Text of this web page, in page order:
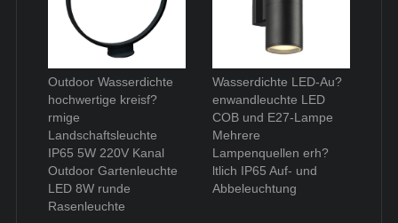
Outdoor Wasserdichte
hochwertige kreisf?
rmige
Landschaftsleuchte
IP65 5W 220V Kanal
Outdoor Gartenleuchte
LED 8W runde
Rasenleuchte
Wasserdichte LED-Au?
enwandleuchte LED
COB und E27-Lampe
Mehrere
Lampenquellen erh?
ltlich IP65 Auf- und
Abbeleuchtung